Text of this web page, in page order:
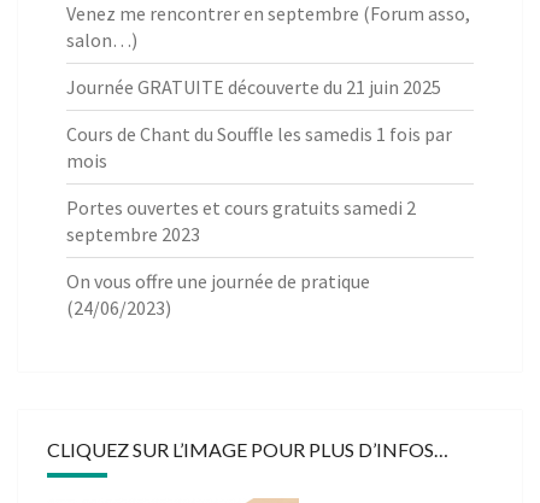
Venez me rencontrer en septembre (Forum asso,
salon…)
Journée GRATUITE découverte du 21 juin 2025
Cours de Chant du Souffle les samedis 1 fois par
mois
Portes ouvertes et cours gratuits samedi 2
septembre 2023
On vous offre une journée de pratique
(24/06/2023)
CLIQUEZ SUR L’IMAGE POUR PLUS D’INFOS…